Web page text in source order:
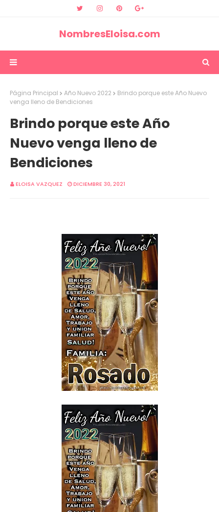
NombresEloisa.com
Página Principal Año Nuevo 2022
Brindo porque este Año Nuevo
venga lleno de Bendiciones
Brindo porque este Año
Nuevo venga lleno de
Bendiciones
ELOISA VAZQUEZ DICIEMBRE 30, 2021